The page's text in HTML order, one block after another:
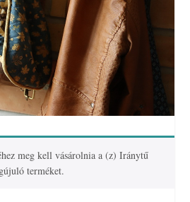
meg kell vásárolnia a (z)Iránytű
terméket.